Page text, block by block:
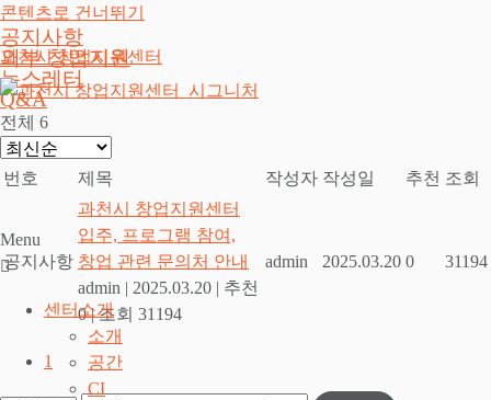
콘텐츠로 건너뛰기
과천시 창업지원센터
Menu
센터소개
소개
공간
CI
공지사항
외부 창업지원
뉴스레터
Q&A
전체 6
번호 제목 작성자 작성일 추천 조회
공지사항
과천시 창업지원센터
입주, 프로그램 참여,
창업 관련 문의처 안내
admin | 2025.03.20 | 추천
0 | 조회 31194
admin 2025.03.20 0 31194
1